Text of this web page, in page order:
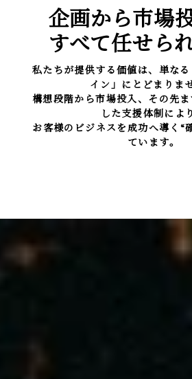
企画から市場
すべて任せら
私たちが提供する価値は、単な
イン」にとどまりま
構想段階から市場投入、その先
した支援体制によ
お客様のビジネスを成功へ導く“
ています。